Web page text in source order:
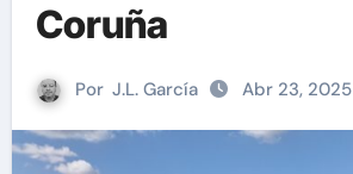
Coruña
Por J.L. García Abr 23, 2025